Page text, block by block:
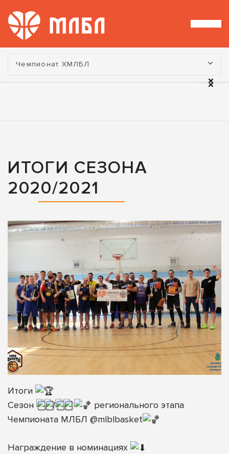
Турнир:
Чемпионат ХМЛБЛ
ИТОГИ СЕЗОНА
2020/2021
Итоги
Сезон
/
регионального этапа
Чемпионата МЛБЛ @mlblbasket
Награждение в номинациях